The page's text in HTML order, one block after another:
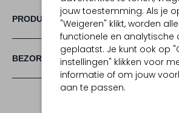
jouw toestemming. Als je
"Weigeren" klikt, worden
functionele en analytische
geplaatst. Je kunt ook op
instellingen" klikken voor
informatie of om jouw
aan te passen.
PRODUCT INFORMATIE
BEZORGEN & RETOURNEREN